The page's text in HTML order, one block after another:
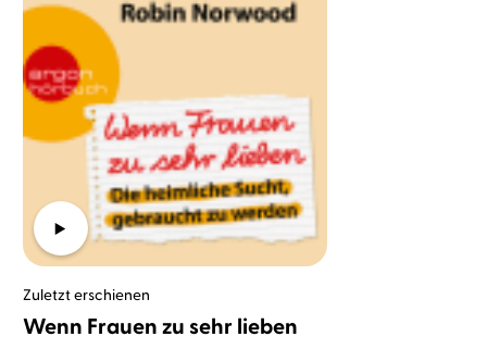
Zuletzt erschienen
Wenn Frauen zu sehr lieben